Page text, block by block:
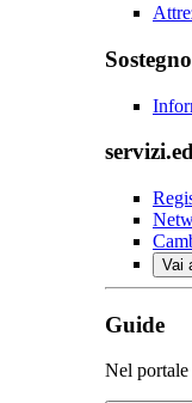
Vai
Guide
Nel